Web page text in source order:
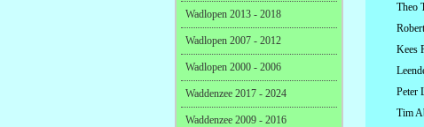
Theo
Kees
Peter
Tim
Wadlopen 2013 - 2018
Wadlopen 2007 - 2012
Wadlopen 2000 - 2006
Waddenzee 2017 - 2024
Waddenzee 2009 - 2016